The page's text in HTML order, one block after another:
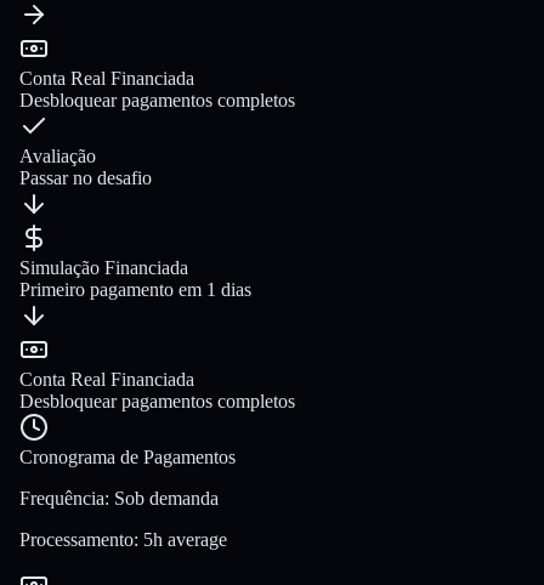
Conta Real Financiada
Desbloquear pagamentos completos
Avaliação
Passar no desafio
Simulação Financiada
Primeiro pagamento em 1 dias
Conta Real Financiada
Desbloquear pagamentos completos
Cronograma de Pagamentos
Frequência: Sob demanda
Processamento: 5h average